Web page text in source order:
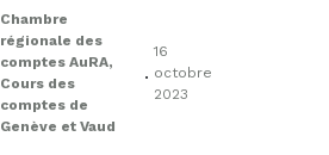
Chambre
régionale des
comptes AuRA,
Cours des
comptes de
Genève et Vaud
.
16
octobre
2023